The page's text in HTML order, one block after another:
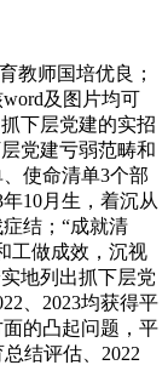
师国培优良；
及图片均可
下层党建的实招
党建亏弱范畴和
使命清单3个部
10月生，着沉从
结；“成就清
工做成效，沉视
地列出抓下层党
、2023均获得平
的凸起问题，平
结评估、2022